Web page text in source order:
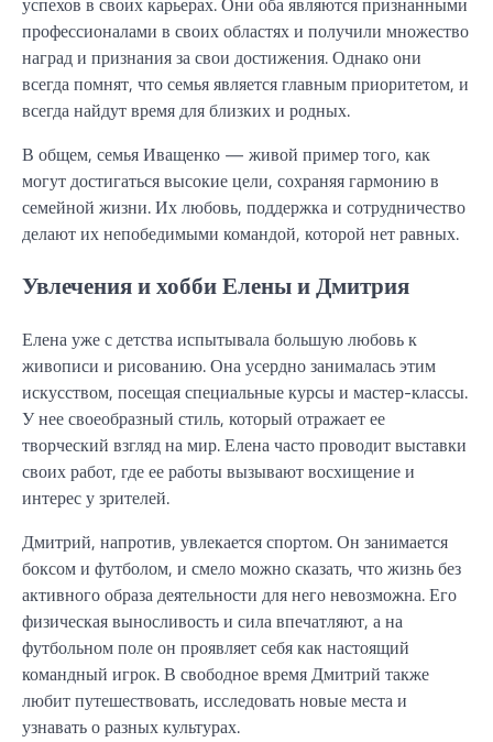
профессионалами в своих областях и получили множество
наград и признания за свои достижения. Однако они
всегда помнят, что семья является главным приоритетом, и
всегда найдут время для близких и родных.
В общем, семья Иващенко — живой пример того, как
могут достигаться высокие цели, сохраняя гармонию в
семейной жизни. Их любовь, поддержка и сотрудничество
делают их непобедимыми командой, которой нет равных.
Увлечения и хобби Елены и Дмитрия
Елена уже с детства испытывала большую любовь к
живописи и рисованию. Она усердно занималась этим
искусством, посещая специальные курсы и мастер-классы.
У нее своеобразный стиль, который отражает ее
творческий взгляд на мир. Елена часто проводит выставки
своих работ, где ее работы вызывают восхищение и
интерес у зрителей.
Дмитрий, напротив, увлекается спортом. Он занимается
боксом и футболом, и смело можно сказать, что жизнь без
активного образа деятельности для него невозможна. Его
физическая выносливость и сила впечатляют, а на
футбольном поле он проявляет себя как настоящий
командный игрок. В свободное время Дмитрий также
любит путешествовать, исследовать новые места и
узнавать о разных культурах.